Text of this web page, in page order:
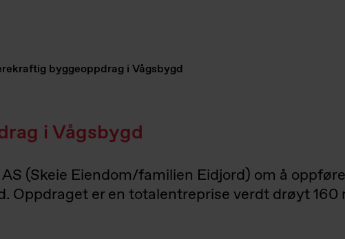
byggeoppdrag i Vågsbygd
i Vågsbygd
(Skeie Eiendom/familien Eidjord) om å
Oppdraget er en totalentreprise verdt drøyt 160